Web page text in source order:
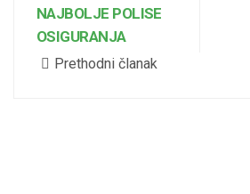
NAJBOLJE POLISE
OSIGURANJA
Prethodni članak